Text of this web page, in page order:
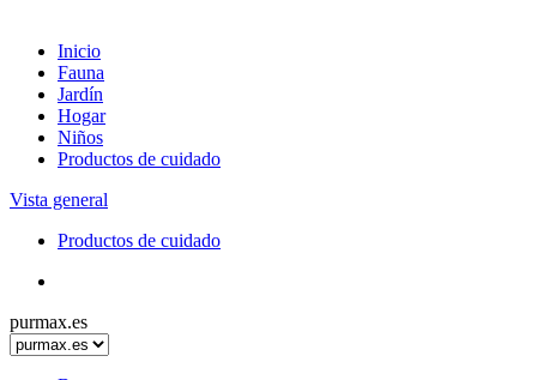
Inicio
Fauna
Jardín
Hogar
Niños
Productos de cuidado
Vista general
Productos de cuidado
purmax.es